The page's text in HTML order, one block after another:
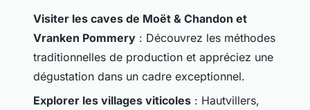
Visiter les caves de Moët & Chandon et
Vranken Pommery : Découvrez les méthodes
traditionnelles de production et appréciez une
dégustation dans un cadre exceptionnel.
Explorer les villages viticoles : Hautvillers,